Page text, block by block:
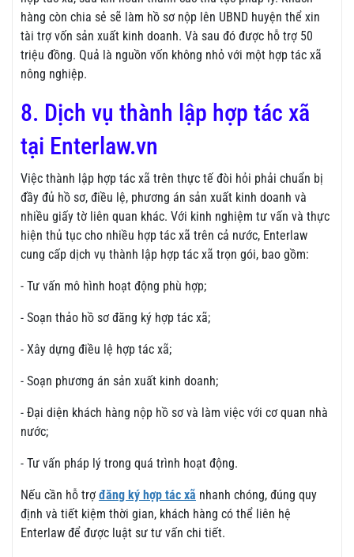
hàng còn chia sẻ sẽ làm hồ sơ nộp lên UBND huyện thể xin
tài trợ vốn sản xuất kinh doanh. Và sau đó được hỗ trợ 50
triệu đồng. Quả là nguồn vốn không nhỏ với một hợp tác xã
nông nghiệp.
8. Dịch vụ thành lập hợp tác xã
tại Enterlaw.vn
Việc thành lập hợp tác xã trên thực tế đòi hỏi phải chuẩn bị
đầy đủ hồ sơ, điều lệ, phương án sản xuất kinh doanh và
nhiều giấy tờ liên quan khác. Với kinh nghiệm tư vấn và thực
hiện thủ tục cho nhiều hợp tác xã trên cả nước, Enterlaw
cung cấp dịch vụ thành lập hợp tác xã trọn gói, bao gồm:
- Tư vấn mô hình hoạt động phù hợp;
- Soạn thảo hồ sơ đăng ký hợp tác xã;
- Xây dựng điều lệ hợp tác xã;
- Soạn phương án sản xuất kinh doanh;
- Đại diện khách hàng nộp hồ sơ và làm việc với cơ quan nhà
nước;
- Tư vấn pháp lý trong quá trình hoạt động.
Nếu cần hỗ trợ đăng ký hợp tác xã nhanh chóng, đúng quy
định và tiết kiệm thời gian, khách hàng có thể liên hệ
Enterlaw để được luật sư tư vấn chi tiết.